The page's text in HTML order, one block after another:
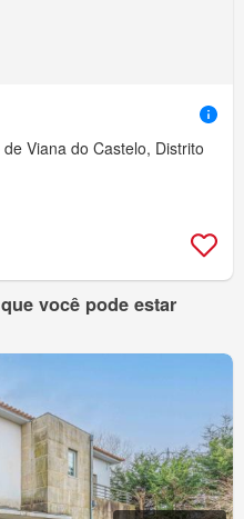
Viana do Castelo, Distrito
você pode estar